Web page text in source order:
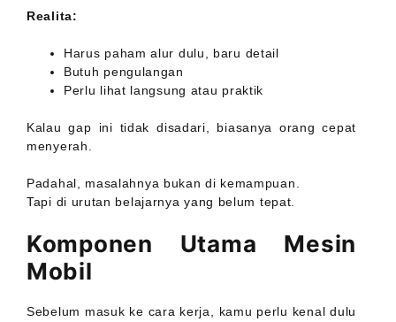
Realita:
Harus paham alur dulu, baru detail
Butuh pengulangan
Perlu lihat langsung atau praktik
Kalau gap ini tidak disadari, biasanya orang cepat
menyerah.
Padahal, masalahnya bukan di kemampuan.
Tapi di urutan belajarnya yang belum tepat.
Komponen Utama Mesin
Mobil
Sebelum masuk ke cara kerja, kamu perlu kenal dulu